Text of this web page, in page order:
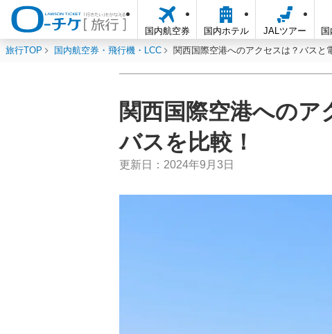
国内航空券 国内ホテル JALツアー
旅行TOP 国内航空券・飛行機・LCC 関西国際空港へのアクセスは？バスと
関西国際空港への
バスを比較！
更新日： 2024年9月3日